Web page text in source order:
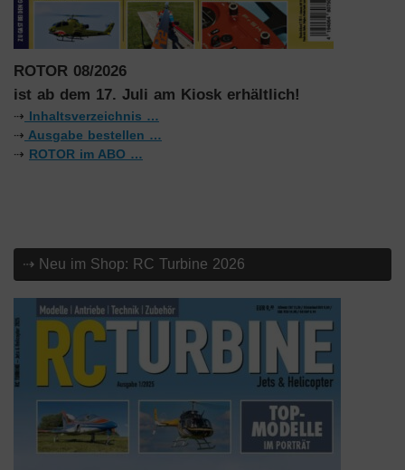
ROTOR 08/2026
ist ab dem 17. Juli am Kiosk erhältlich!
⇢ Inhaltsverzeichnis …
⇢ Ausgabe bestellen …
⇢ ROTOR im ABO …
⇢ Neu im Shop: RC Turbine 2026